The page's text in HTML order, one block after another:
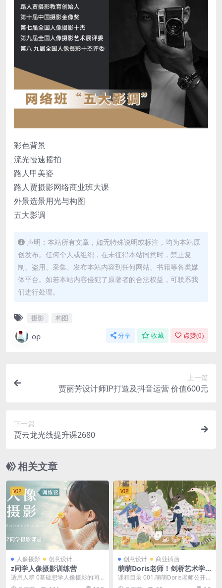
彩色背景
流光慢速摇拍
路人甲美姿
路人贾摄影网络商业班大课
外景选景用光与构图
五大影调
声明：本站所有文章，如无特殊说明或标注，均为本站原
创发布。任何个人或组织，在未征得本站同意时，禁止复
制、盗用、采集、发布本站内容到任何网站、书籍等各类媒
体平台。如若本站内容侵犯了原著者的合法权益，可联系我
们进行处理。
摄影 构图
op 分享 收藏 点赞(0)
上一篇
贾丽芳设计师IP打造及抖音运营 价值600元
下一篇
贾云龙光线提升课2680
相关文章
VIP
人像摄影 创意设计
z同学人像摄影训练营
适用人群 0基础想学人像摄影的同
学 想学习一门技能当副业收入的同
VIP
创意设计 商业插画
萌萌Doris老师！剑桥艺术学
院-综合材料「叙事风」插画1
课程目录 001.萌萌Doris老师公开
课70分钟示范视频（上）.mp4 00